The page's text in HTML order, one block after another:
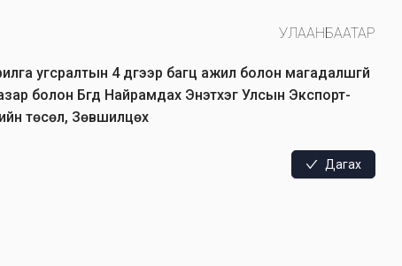
УЛААНБААТАР
угсралтын 4 дүгээр багц ажил болон магадалшгүй
болон Бүгд Найрамдах Энэтхэг Улсын Экспорт-
төсөл, Зөвшилцөх
Дагах